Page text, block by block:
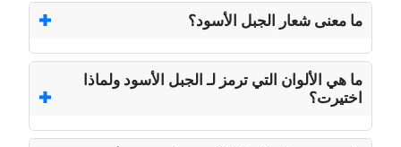
ما معنى شعار الجبل الأسود؟
ما هي الألوان التي ترمز لـ الجبل الأسود ولماذا
اختيرت؟